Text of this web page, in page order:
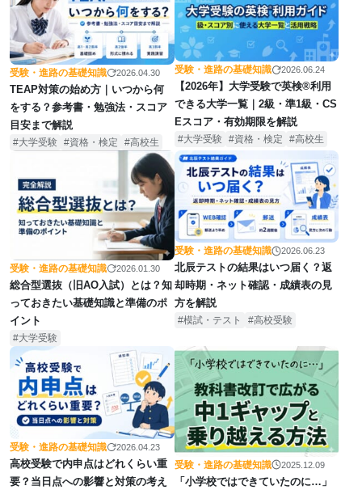
受験・進路の基礎知識 2026.04.30
TEAP対策の始め方｜いつから何
をする？参考書・勉強法・スコア
目安まで解説
大学受験 資格・検定 高校生
受験・進路の基礎知識 2026.06.24
【2026年】大学受験で英検®利用
できる大学一覧｜2級・準1級・CS
Eスコア・有効期限を解説
大学受験 資格・検定 高校生
受験・進路の基礎知識 2026.01.30
総合型選抜（旧AO入試）とは？知
っておきたい基礎知識と準備のポ
イント
大学受験
受験・進路の基礎知識 2026.06.23
北辰テストの結果はいつ届く？返
却時期・ネット確認・成績表の見
方を解説
模試・テスト 高校受験
受験・進路の基礎知識 2026.04.23
高校受験で内申点はどれくらい重
要？当日点への影響と対策の考え
受験・進路の基礎知識 2025.12.09
「小学校ではできていたのに…」